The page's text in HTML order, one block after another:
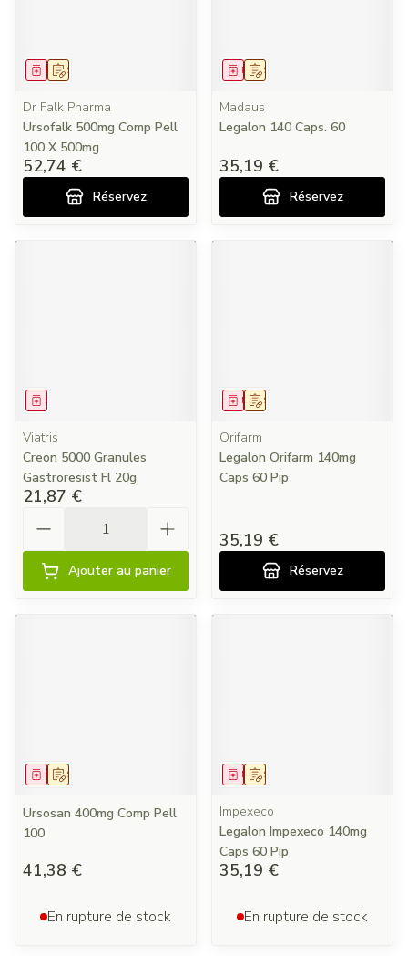
Sur prescription
Médicament
Dr Falk Pharma
Ursofalk 500mg Comp Pell
100 X 500mg
52,74 €
Réservez
Sur prescription
Médicament
Madaus
Legalon 140 Caps. 60
35,19 €
Réservez
Médicament
Viatris
Creon 5000 Granules
Gastroresist Fl 20g
21,87 €
Ajouter au panier
Sur prescription
Médicament
Orifarm
Legalon Orifarm 140mg
Caps 60 Pip
35,19 €
Réservez
Sur prescription
Médicament
Ursosan 400mg Comp Pell
100
41,38 €
En rupture de stock
Sur prescription
Médicament
Impexeco
Legalon Impexeco 140mg
Caps 60 Pip
35,19 €
En rupture de stock